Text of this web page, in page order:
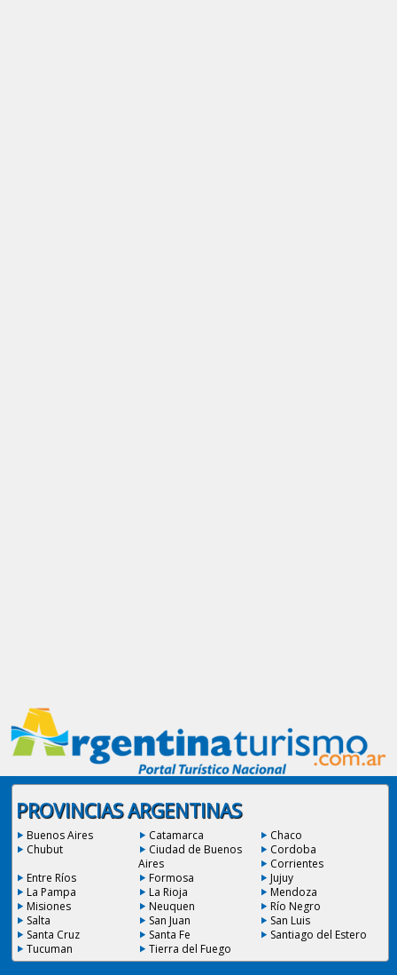
PROVINCIAS ARGENTINAS
Buenos Aires Catamarca
Chaco
Chubut
Ciudad de Buenos
Aires
Cordoba
Corrientes
Entre Ríos
Formosa
Jujuy
La Pampa
La Rioja
Mendoza
Misiones
Neuquen
Río Negro
Salta
San Juan
San Luis
Santa Cruz
Santa Fe
Santiago del Estero
Tucuman
Tierra del Fuego